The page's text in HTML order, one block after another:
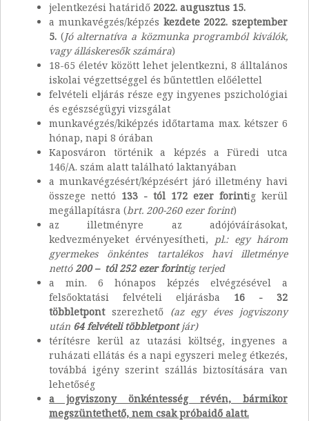
jelentkezési határidő 2022. augusztus 15.
a munkavégzés/képzés kezdete 2022. szeptember
5. (Jó alternatíva a közmunka programból kiválók,
vagy álláskeresők számára)
18-65 életév között lehet jelentkezni, 8 álltalános
iskolai végzettséggel és bűntettlen előélettel
felvételi eljárás része egy ingyenes pszichológiai
és egészségügyi vizsgálat
munkavégzés/kiképzés időtartama max. kétszer 6
hónap, napi 8 órában
Kaposváron történik a képzés a Füredi utca
146/A. szám alatt található laktanyában
a munkavégzésért/képzésért járó illetmény havi
összege nettó 133 - tól 172 ezer forintig kerül
megállapításra (brt. 200-260 ezer forint)
az illetményre az adójóváírásokat,
kedvezményeket érvényesítheti, pl.: egy három
gyermekes önkéntes tartalékos havi illetménye
nettó 200 – tól 252 ezer forintig terjed
a min. 6 hónapos képzés elvégzésével a
felsőoktatási felvételi eljárásba 16 - 32
többletpontszerezhető (az egy éves jogviszony
után 64 felvételi többletpontjár)
térítésre kerül az utazási költség, ingyenes a
ruházati ellátás és a napi egyszeri meleg étkezés,
továbbá igény szerint szállás biztosítására van
lehetőség
a jogviszony önkéntesség révén, bármikor
megszüntethető, nem csak próbaidő alatt.